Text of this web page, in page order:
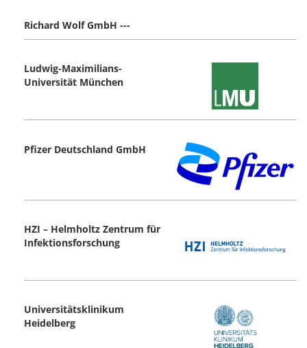
Richard Wolf GmbH ---
Ludwig-Maximilians-
Universität München
Pfizer Deutschland GmbH
HZI – Helmholtz Zentrum für
Infektionsforschung
Universitätsklinikum
Heidelberg